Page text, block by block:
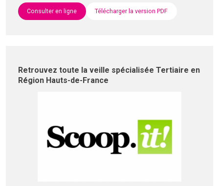
Consulter en ligne Télécharger la version PDF
Retrouvez toute la veille spécialisée Tertiaire en
Région Hauts-de-France